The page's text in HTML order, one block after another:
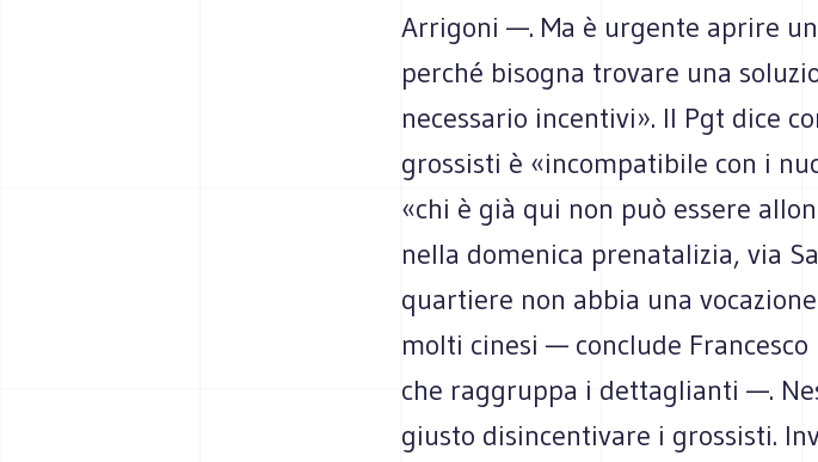
Arrigoni —. Ma è urgente aprire
perché bisogna trovare una
necessario incentivi». Il Pgt dice
grossisti è «incompatibile con i
«chi è già qui non può essere
nella domenica prenatalizia, via
quartiere non abbia una
molti cinesi — conclude
che raggruppa i dettaglianti —.
giusto disincentivare i grossisti.